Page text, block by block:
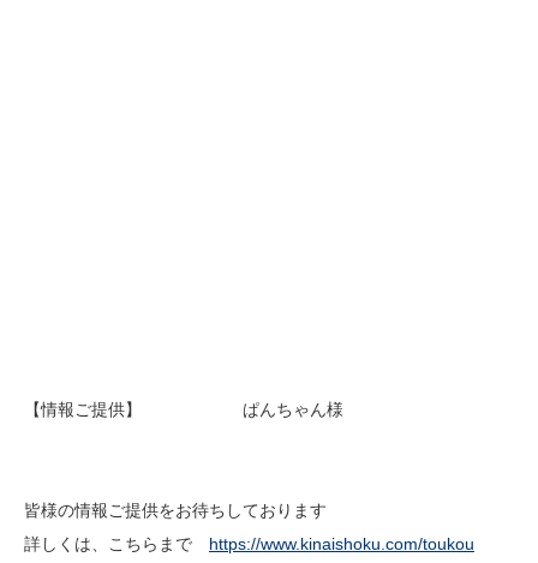
【情報ご提供】 ぱんちゃん様
皆様の情報ご提供をお待ちしております
詳しくは、こちらまで https://www.kinaishoku.com/toukou